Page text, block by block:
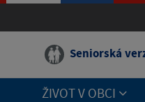
Seniorská
ŽIVOT V OBCI